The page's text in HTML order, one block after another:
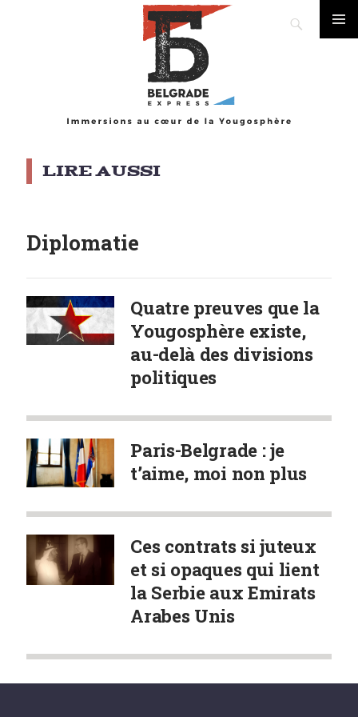
Search
Diplomatie
Quatre preuves que la
Yougosphère existe,
au-delà des divisions
politiques
Paris-Belgrade : je
t’aime, moi non plus
Ces contrats si juteux
et si opaques qui lient
la Serbie aux Emirats
Arabes Unis